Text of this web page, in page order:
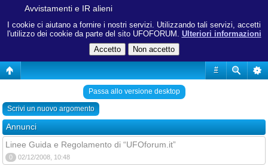
I cookie ci aiutano a fornire i nostri servizi. Utilizzando tali servizi, accetti
l'utilizzo dei cookie da parte del sito UFOFORUM. Ulteriori informazioni
#
Avvistamenti e IR alieni
Passa allo versione desktop
Scrivi un nuovo argomento
Annunci
Linee Guida e Regolamento di “UFOforum.it”
0 02/12/2008, 10:48